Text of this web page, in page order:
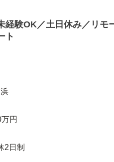
経験OK／土日休み／リモ
ト
円
2日制